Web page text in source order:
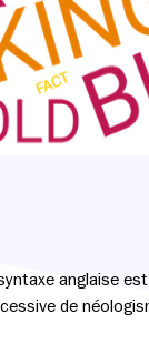
anglaise
de